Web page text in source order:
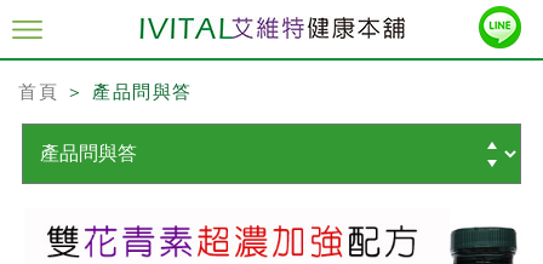
首頁 ＞ 產品問與答